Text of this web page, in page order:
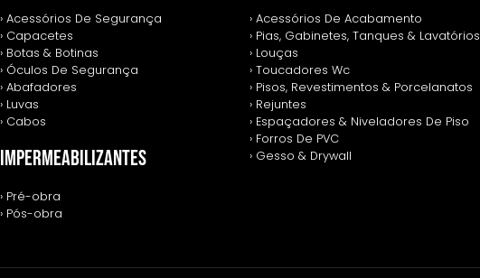
› Acessórios De Segurança
› Capacetes
› Botas & Botinas
› Óculos De Segurança
› Abafadores
› Luvas
› Cabos
IMPERMEABILIZANTES
› Pré-obra
› Pós-obra
› Acessórios De Acabamento
› Pias, Gabinetes, Tanques & Lavatórios
› Louças
› Toucadores Wc
› Pisos, Revestimentos & Porcelanatos
› Rejuntes
› Espaçadores & Niveladores De Piso
› Forros De PVC
› Gesso & Drywall